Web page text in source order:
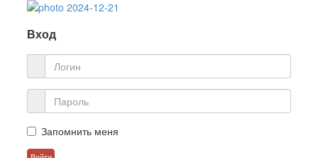
Вход
Запомнить меня